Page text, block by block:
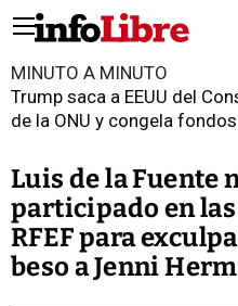
MINUTO A MINUTO
Trump saca a EEUU del
de la ONU y congela fondos
Luis de la Fuente
participado en
RFEF para
beso a Jenni